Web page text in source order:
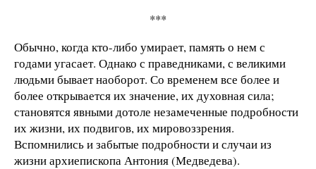
***
Обычно, когда кто-либо умирает, память о нем с
годами угасает. Однако с праведниками, с великими
людьми бывает наоборот. Со временем все более и
более открывается их значение, их духовная сила;
становятся явными дотоле незамеченные подробности
их жизни, их подвигов, их мировоззрения.
Вспомнились и забытые подробности и случаи из
жизни архиепископа Антония (Медведева).